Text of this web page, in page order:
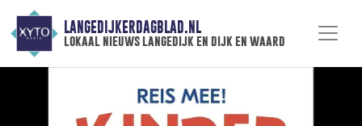
LANGEDIJKERDAGBLAD.NL
lokaal nieuws langedijk en dijk en waard